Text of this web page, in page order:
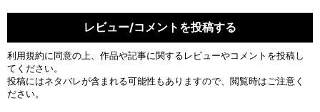
レビュー/コメントを投稿する
利用規約に同意の上、作品や記事に関するレビューやコメントを投稿し
てください。
投稿にはネタバレが含まれる可能性もありますので、閲覧時はご注意く
ださい。